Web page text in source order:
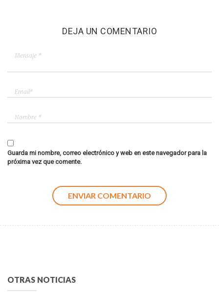
DEJA UN COMENTARIO
Guarda mi nombre, correo electrónico y web en este navegador para la
próxima vez que comente.
OTRAS NOTICIAS